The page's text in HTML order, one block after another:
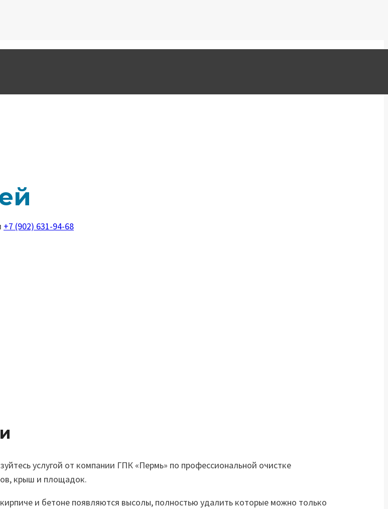
+7 (902) 631-94-68
услугой от компании ГПК «Пермь» по профессиональной очистке
крыш и площадок.
и бетоне появляются высолы, полностью удалить которые можно только